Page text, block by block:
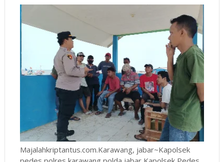
Majalahkriptantus.com.Karawang, jabar~Kapolsek